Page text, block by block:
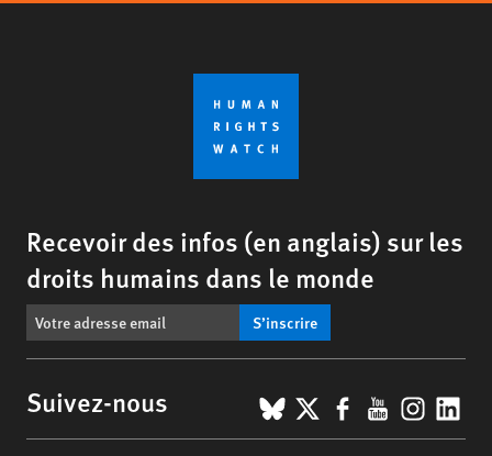
Recevoir des infos (en anglais) sur les
droits humains dans le monde
S’inscrire
Suivez-nous BlueSky
X Facebook
YouTube